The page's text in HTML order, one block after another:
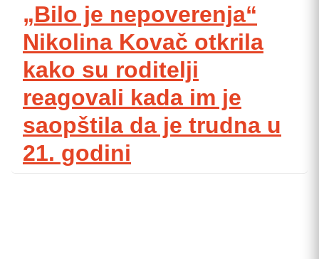
„Bilo je nepoverenja“
Nikolina Kovač otkrila
kako su roditelji
reagovali kada im je
saopštila da je trudna u
21. godini